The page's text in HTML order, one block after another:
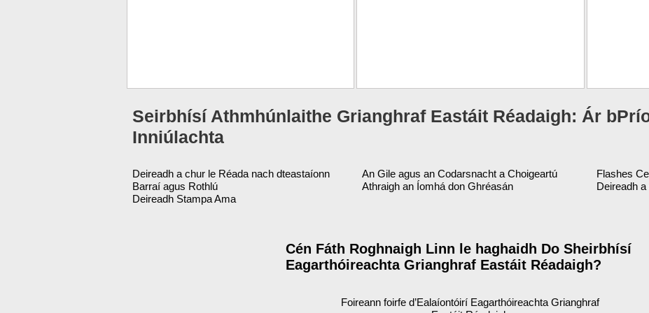
Seirbhísí Athmhúnlaithe Grianghraf Eastáit Réadaigh: Ár
Inniúlachta
Deireadh a chur le Réada nach dteastaíonn
Barraí agus Rothlú
Deireadh Stampa Ama
An Gile agus an Codarsnacht a Choigeartú
Athraigh an Íomhá don Ghréasán
Flashes
Deireadh
Cén Fáth Roghnaigh Linn le haghaidh Do Sheirbhísí
Eagarthóireachta Grianghraf Eastáit Réadaigh?
Foireann foirfe d’Ealaíontóirí Eagarthóireachta Grianghraf